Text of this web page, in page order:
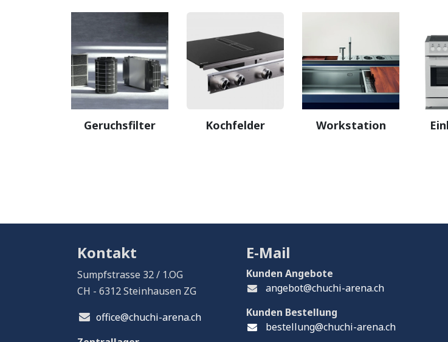
Geruchsfilter Kochfelder Workstation
Kontakt
Sumpfstrasse 32 / 1.OG
CH - 6312 Steinhausen ZG
office@chuchi-arena.ch
E-Mail
Kunden Angebote
angebot@chuchi-arena.ch
Kunden Bestellung
bestellung@chuchi-arena.ch